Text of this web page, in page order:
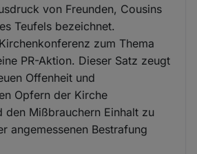
von Freunden, Cousins
Teufels bezeichnet.
zum Thema
PR-Aktion. Dieser Satz zeugt
Offenheit und
Opfern der Kirche
den Mißbrauchern Einhalt zu
angemessenen Bestrafung